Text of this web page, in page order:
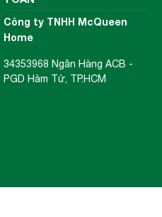
Công ty TNHH McQueen
Home
34353968 Ngân Hàng ACB -
PGD Hàm Tử, TP.HCM